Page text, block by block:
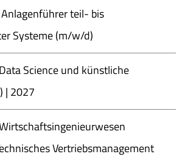
teil- bis
Systeme (m/w/d)
Science und künstliche
| 2027
Vertriebsmanagement